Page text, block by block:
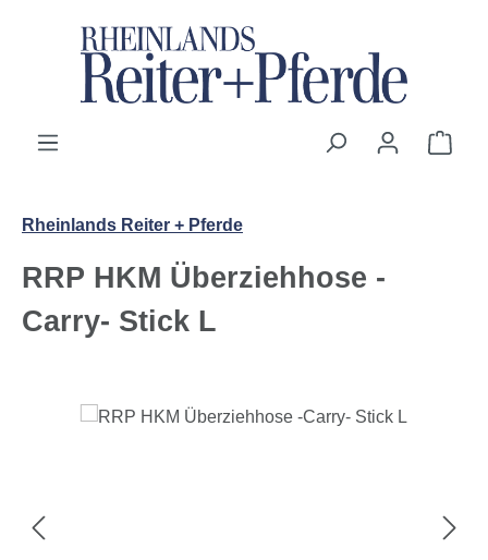
Zum Hauptinhalt springen
Rheinlands Reiter + Pferde
RRP HKM Überziehhose -
Carry- Stick L
Bildergalerie überspringen